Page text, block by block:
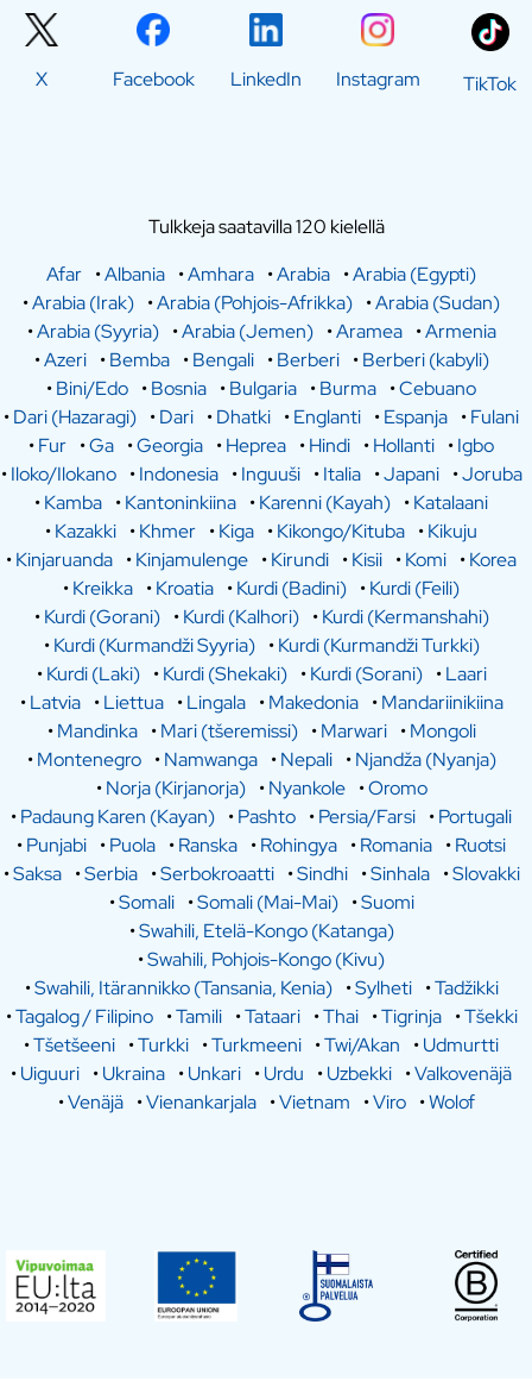
X Facebook LinkedIn Instagram TikTok
Tulkkeja saatavilla 120 kielellä
Afar •Albania •Amhara •Arabia •Arabia (Egypti)
•Arabia (Irak) •Arabia (Pohjois-Afrikka) •Arabia (Sudan)
•Arabia (Syyria) •Arabia (Jemen) •Aramea •Armenia
•Azeri •Bemba •Bengali •Berberi •Berberi (kabyli)
•Bini/Edo •Bosnia •Bulgaria •Burma •Cebuano
•Dari (Hazaragi) •Dari •Dhatki •Englanti •Espanja •Fulani
•Fur •Ga •Georgia •Heprea •Hindi •Hollanti •Igbo
•Iloko/Ilokano •Indonesia •Inguuši •Italia •Japani •Joruba
•Kamba •Kantoninkiina •Karenni (Kayah) •Katalaani
•Kazakki •Khmer •Kiga •Kikongo/Kituba •Kikuju
•Kinjaruanda •Kinjamulenge •Kirundi •Kisii •Komi •Korea
•Kreikka •Kroatia •Kurdi (Badini) •Kurdi (Feili)
•Kurdi (Gorani) •Kurdi (Kalhori) •Kurdi (Kermanshahi)
•Kurdi (Kurmandži Syyria) •Kurdi (Kurmandži Turkki)
•Kurdi (Laki) •Kurdi (Shekaki) •Kurdi (Sorani) •Laari
•Latvia •Liettua •Lingala •Makedonia •Mandariinikiina
•Mandinka •Mari (tšeremissi) •Marwari •Mongoli
•Montenegro •Namwanga •Nepali •Njandža (Nyanja)
•Norja (Kirjanorja) •Nyankole •Oromo
•Padaung Karen (Kayan) •Pashto •Persia/Farsi •Portugali
•Punjabi •Puola •Ranska •Rohingya •Romania •Ruotsi
•Saksa •Serbia •Serbokroaatti •Sindhi •Sinhala •Slovakki
•Somali •Somali (Mai-Mai) •Suomi
•Swahili, Etelä-Kongo (Katanga)
•Swahili, Pohjois-Kongo (Kivu)
•Swahili, Itärannikko (Tansania, Kenia) •Sylheti •Tadžikki
•Tagalog / Filipino •Tamili •Tataari •Thai •Tigrinja •Tšekki
•Tšetšeeni •Turkki •Turkmeeni •Twi/Akan •Udmurtti
•Uiguuri •Ukraina •Unkari •Urdu •Uzbekki •Valkovenäjä
•Venäjä •Vienankarjala •Vietnam •Viro •Wolof